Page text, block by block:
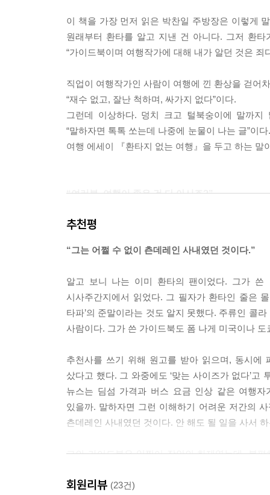
작아서 못할 게 없는 곳이 되었다.
--- 「카지노 칩으로 우공이산」 중에서
열리곤 했다. 그래도 단무지가 왜색이라고 손가
디론가 끌려가 거꾸로 매달리던 시절에도 평양냉
--- 「오리지널이라는 환상」 중에서
출입국 심사원이 듣고 싶었던 대답은 내가 이란
여행에서 안전에 관한 정보는 때로는 생명이 걸
대일 때가 더 많다. (…) 전쟁이 일어나기 직전에도
--- 「지금은 오지 않는 게 좋겠어요」 중에서
우리는 한국 밖 어딘가에서 우리 사회의 모든 단
에겐 북유럽이었으며, 다른 누군가에겐 싱가포르
--- 「마치며」 중에서
이 책을 가장 먼저 읽은 박찬일 주방장은 이렇게
원래부터 환타를 알고 지낸 건 아니다. 그저 환
“가이드북이며 여행작가에 대해 내가 알던 것은 죄
직업이 여행작가인 사람이 여행에 낀 환상을 걷어
“재수 없고, 잘난 척하며, 싸가지 없다”이다.
그런데 이상하다. 덩치 크고 털북숭이에 말까
“말하자면 톡톡 쏘는데 나중에 눈물이 나는 글”이
여행 에세이 『환타지 없는 여행』을 두고 하는 말
“여러분, 여행이 좋은 건 다 아시죠?”
산다. 그 여행이 우리에게 주는 효과는 더 대단
빨아들인다.
『환타지 없는 여행』은 구원을 찾아, 환상을 좇
그 여행은 비로소 완성된다고 말이다. 이 책은
다르고 피부색과 언어도 다르지만 결국 그와 나
현실이 되어 눈앞에 모습을 드러낸다.
내가 영원히 여행을 하며 살 것이라고 믿던 후배
구하려고 했다. 그 덕에 한때는 내가 정말 특별
추천평
“그는 어쩔 수 없이 츤데레인 사내였던 것이다.”
알고 보니 나는 이미 환타의 팬이었다. 그가
시사주간지에서 읽었다. 그 필자가 환타인 줄은
타파’의 준말이라는 것도 알지 못했다. 주류인 콜
사람이다. 그가 쓴 가이드북도 폼 나게 미국이나
추천사를 쓰기 위해 원고를 받아 읽으며, 동시에
샀다고 했다. 그 와중에도 ‘맞는 사이즈가 없다’
뉴스는 딤섬 가격과 버스 요금 인상 같은 여행
있을까. 말하자면 그런 이해하기 어려운 저간의
츤데레인 사내였던 것이다. 안 해도 될 일을 사서
그의 가이드북은 일찍이 장안의 화제였는데, 불
관광과 여행의 어느 중간쯤에 해당하는 지점이
회원리뷰 (23건)